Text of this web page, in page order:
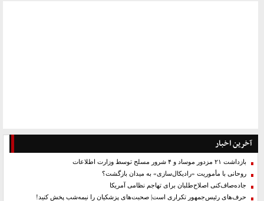
آخرین اخبار
بازداشت ۲۱ مزدور موساد و ۴ شرور مسلح توسط وزارت اطلاعات
روحانی با مأموریت «رادیکال‌سازی» به میدان بازگشت؟
جاده‌صاف‌کنی اصلاح‌طلبان برای تهاجم نظامی آمریکا
حرف‌های رئیس‌جمهور تکراری است| صحبت‌های پزشکیان را نیمه‌شب پخش کنید!